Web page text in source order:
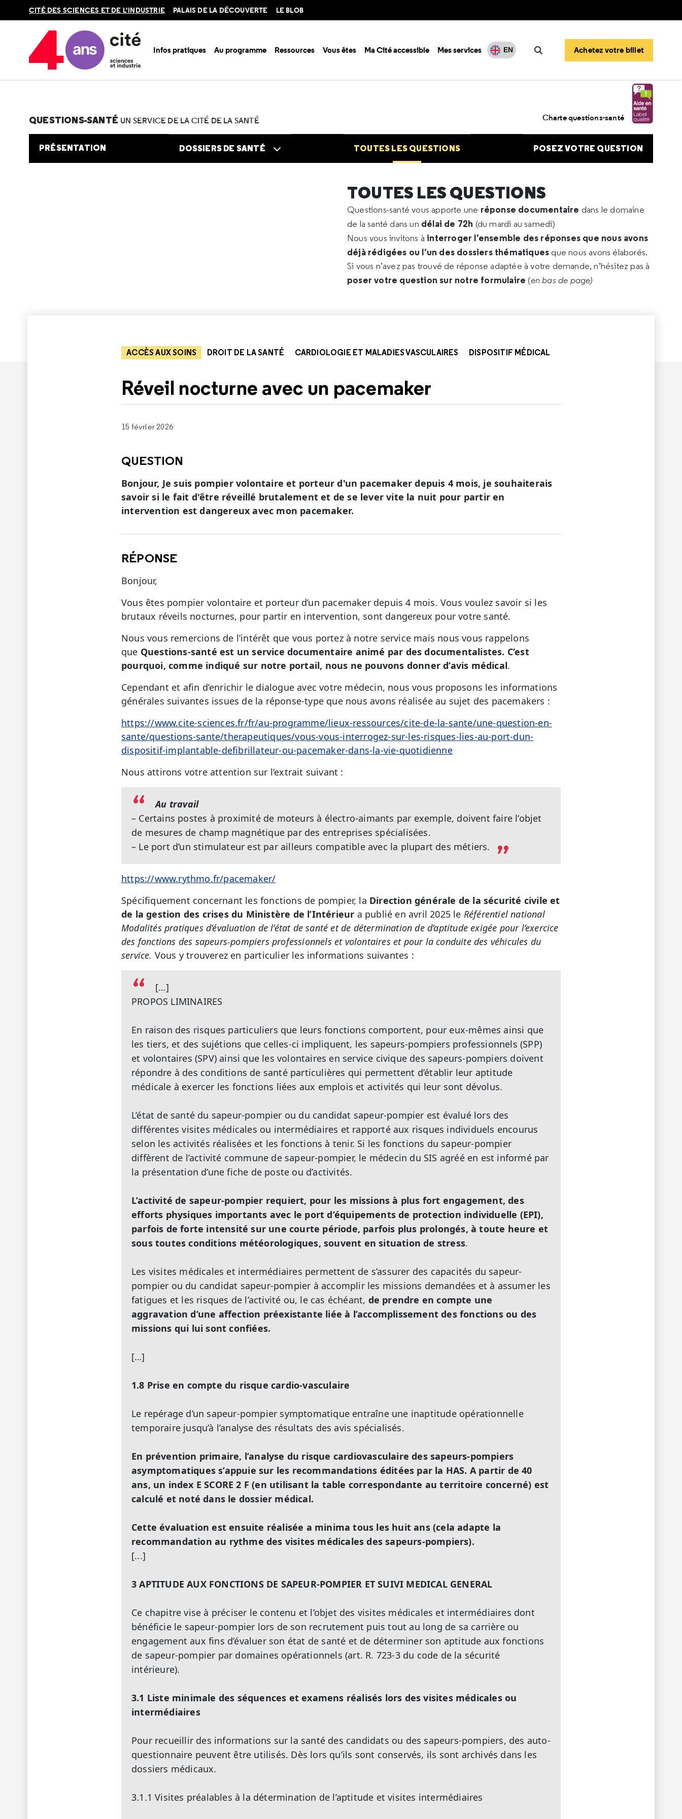
en
CITÉ DES SCIENCES ET DE L'INDUSTRIE PALAIS DE LA DÉCOUVERTE LE BLOB
Infos pratiques Au programme Ressources Vous êtes Ma Cité accessible Mes services EN
Rechercher
Achetez votre billet
Accueil Au programme
QUESTIONS-SANTÉ UN SERVICE DE LA CITÉ DE LA SANTÉ Charte questions-santé
PRÉSENTATION DOSSIERS DE SANTÉ TOUTES LES QUESTIONS POSEZ VOTRE QUESTION
TOUTES LES QUESTIONS
Questions-santé vous apporte une réponse documentaire dans le domaine
de la santé dans un délai de 72h (du mardi au samedi)
Nous vous invitons àinterroger l’ensemble des réponses que nous avons
déjà rédigées ou l’un des dossiers thématiques que nous avons élaborés.
Si vous n’avez pas trouvé de réponse adaptée à votre demande, n’hésitez pas à
poser votre question sur notre formulaire (en bas de page)
ACCÈS AUX SOINS DROIT DE LA SANTÉ CARDIOLOGIE ET MALADIES VASCULAIRES DISPOSITIF MÉDICAL
Réveil nocturne avec un pacemaker
15 février 2026
QUESTION
Bonjour, Je suis pompier volontaire et porteur d'un pacemaker depuis 4 mois, je souhaiterais
savoir si le fait d'être réveillé brutalement et de se lever vite la nuit pour partir en
intervention est dangereux avec mon pacemaker.
RÉPONSE
Bonjour,
Vous êtes pompier volontaire et porteur d’un pacemaker depuis 4 mois. Vous voulez savoir si les
brutaux réveils nocturnes, pour partir en intervention, sont dangereux pour votre santé.
Nous vous remercions de l’intérêt que vous portez à notre service mais nous vous rappelons
que Questions-santé est un service documentaire animé par des documentalistes. C’est
pourquoi, comme indiqué sur notre portail, nous ne pouvons donner d’avis médical.
Cependant et afin d’enrichir le dialogue avec votre médecin, nous vous proposons les informations
générales suivantes issues de la réponse-type que nous avons réalisée au sujet des pacemakers :
https://www.cite-sciences.fr/fr/au-programme/lieux-ressources/cite-de-la-sante/une-question-en-
sante/questions-sante/therapeutiques/vous-vous-interrogez-sur-les-risques-lies-au-port-dun-
dispositif-implantable-defibrillateur-ou-pacemaker-dans-la-vie-quotidienne
Nous attirons votre attention sur l’extrait suivant :
Au travail
– Certains postes à proximité de moteurs à électro-aimants par exemple, doivent faire l’objet
de mesures de champ magnétique par des entreprises spécialisées.
– Le port d’un stimulateur est par ailleurs compatible avec la plupart des métiers.
https://www.rythmo.fr/pacemaker/
Spécifiquement concernant les fonctions de pompier, la Direction générale de la sécurité civile et
de la gestion des crises du Ministère de l’Intérieur a publié en avril 2025 le Référentiel national
Modalités pratiques d’évaluation de l’état de santé et de détermination de d’aptitude exigée pour l’exercice
des fonctions des sapeurs-pompiers professionnels et volontaires et pour la conduite des véhicules du
service. Vous y trouverez en particulier les informations suivantes :
[…]
PROPOS LIMINAIRES
En raison des risques particuliers que leurs fonctions comportent, pour eux-mêmes ainsi que
les tiers, et des sujétions que celles-ci impliquent, les sapeurs-pompiers professionnels (SPP)
et volontaires (SPV) ainsi que les volontaires en service civique des sapeurs-pompiers doivent
répondre à des conditions de santé particulières qui permettent d’établir leur aptitude
médicale à exercer les fonctions liées aux emplois et activités qui leur sont dévolus.
L’état de santé du sapeur-pompier ou du candidat sapeur-pompier est évalué lors des
différentes visites médicales ou intermédiaires et rapporté aux risques individuels encourus
selon les activités réalisées et les fonctions à tenir. Si les fonctions du sapeur-pompier
diffèrent de l’activité commune de sapeur-pompier, le médecin du SIS agréé en est informé par
la présentation d’une fiche de poste ou d’activités.
L’activité de sapeur-pompier requiert, pour les missions à plus fort engagement, des
efforts physiques importants avec le port d’équipements de protection individuelle (EPI),
parfois de forte intensité sur une courte période, parfois plus prolongés, à toute heure et
sous toutes conditions météorologiques, souvent en situation de stress.
Les visites médicales et intermédiaires permettent de s’assurer des capacités du sapeur-
pompier ou du candidat sapeur-pompier à accomplir les missions demandées et à assumer les
fatigues et les risques de l’activité ou, le cas échéant, de prendre en compte une
aggravation d’une affection préexistante liée à l’accomplissement des fonctions ou des
missions qui lui sont confiées.
[…]
1.8 Prise en compte du risque cardio-vasculaire
Le repérage d’un sapeur-pompier symptomatique entraîne une inaptitude opérationnelle
temporaire jusqu’à l’analyse des résultats des avis spécialisés.
En prévention primaire, l’analyse du risque cardiovasculaire des sapeurs-pompiers
asymptomatiques s’appuie sur les recommandations éditées par la HAS. A partir de 40
ans, un index E SCORE 2 F (en utilisant la table correspondante au territoire concerné) est
calculé et noté dans le dossier médical.
Cette évaluation est ensuite réalisée a minima tous les huit ans (cela adapte la
recommandation au rythme des visites médicales des sapeurs-pompiers).
[...]
3 APTITUDE AUX FONCTIONS DE SAPEUR-POMPIER ET SUIVI MEDICAL GENERAL
Ce chapitre vise à préciser le contenu et l’objet des visites médicales et intermédiaires dont
bénéficie le sapeur-pompier lors de son recrutement puis tout au long de sa carrière ou
engagement aux fins d’évaluer son état de santé et de déterminer son aptitude aux fonctions
de sapeur-pompier par domaines opérationnels (art. R. 723-3 du code de la sécurité
intérieure).
3.1 Liste minimale des séquences et examens réalisés lors des visites médicales ou
intermédiaires
Pour recueillir des informations sur la santé des candidats ou des sapeurs-pompiers, des auto-
questionnaire peuvent être utilisés. Dès lors qu’ils sont conservés, ils sont archivés dans les
dossiers médicaux.
3.1.1 Visites préalables à la détermination de l’aptitude et visites intermédiaires